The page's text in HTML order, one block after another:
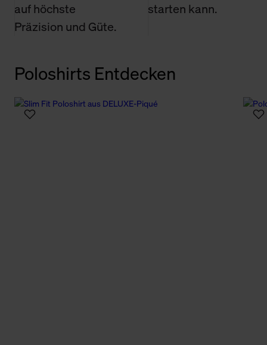
auf höchste
Präzision und Güte.
starten kann.
Poloshirts Entdecken